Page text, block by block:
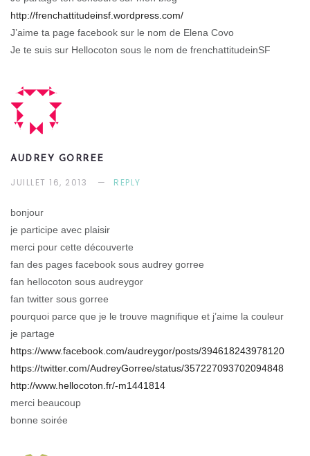
http://frenchattitudeinsf.wordpress.com/
J’aime ta page facebook sur le nom de Elena Covo
Je te suis sur Hellocoton sous le nom de frenchattitudeinSF
AUDREY GORREE
JUILLET 16, 2013 REPLY
bonjour
je participe avec plaisir
merci pour cette découverte
fan des pages facebook sous audrey gorree
fan hellocoton sous audreygor
fan twitter sous gorree
pourquoi parce que je le trouve magnifique et j’aime la couleur
je partage
https://www.facebook.com/audreygor/posts/394618243978120
https://twitter.com/AudreyGorree/status/357227093702094848
http://www.hellocoton.fr/-m1441814
merci beaucoup
bonne soirée